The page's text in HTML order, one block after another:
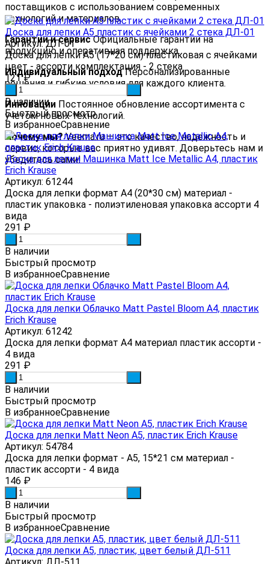
поставщиков с использованием современных
технологий и материалов.
Гарантии и сервисОфициальные гарантии на
продукцию и оперативная поддержка.
Индивидуальный подходПерсонализированные
решения и гибкие условия для каждого клиента.
Инновации Постоянное обновление ассортимента с
учетом новых технологий.
Почему мы?Veema.ru — это качество, надежность и
сервис, которые вас приятно удивят. Доверьтесь нам и
убедитесь сами!
Доска для лепки А5 пластик с ячейками 2 стека ДЛ-01
Артикул: ДЛ-01
Доска для лепки А5 (17*20 см) пластиковая с ячейками
цвет - ассорти комплектация - 2 стека
121₽
В наличии
Быстрый просмотр
В избранноеСравнение
Доска для лепки Машинка Matt Ice Metallic А4, пластик
Erich Krause
Артикул: 61244
Доска для лепки формат А4 (20*30 см) материал -
пластик упаковка - полиэтиленовая упаковка ассорти 4
вида
291 ₽
В наличии
Быстрый просмотр
В избранноеСравнение
Доска для лепки Облачко Matt Pastel Bloom А4, пластик
Erich Krause
Артикул: 61242
Доска для лепки формат А4 материал пластик ассорти -
4 вида
291 ₽
В наличии
Быстрый просмотр
В избранноеСравнение
Доска для лепки Matt Neon А5, пластик Erich Krause
Артикул: 54784
Доска для лепки формат - А5, 15*21 см материал -
пластик ассорти - 4 вида
146 ₽
В наличии
Быстрый просмотр
В избранноеСравнение
Доска для лепки А5, пластик, цвет белый ДЛ-511